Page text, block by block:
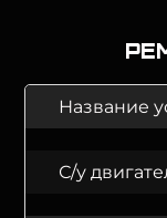
Название
С/у